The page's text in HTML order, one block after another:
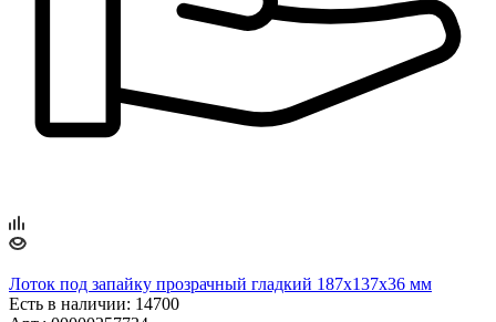
Лоток под запайку прозрачный гладкий 187х137х36 мм
Есть в наличии: 14700